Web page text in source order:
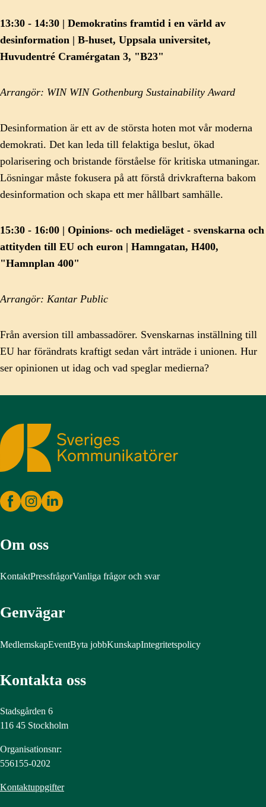
13:30 - 14:30 | Demokratins framtid i en värld av
desinformation | B-huset, Uppsala universitet,
Huvudentré Cramérgatan 3, "B23"
Arrangör: WIN WIN Gothenburg Sustainability Award
Desinformation är ett av de största hoten mot vår moderna
demokrati. Det kan leda till felaktiga beslut, ökad
polarisering och bristande förståelse för kritiska utmaningar.
Lösningar måste fokusera på att förstå drivkrafterna bakom
desinformation och skapa ett mer hållbart samhälle.
15:30 - 16:00 | Opinions- och medieläget - svenskarna och
attityden till EU och euron | Hamngatan, H400,
"Hamnplan 400"
Arrangör: Kantar Public
Från aversion till ambassadörer. Svenskarnas inställning till
EU har förändrats kraftigt sedan vårt inträde i unionen. Hur
ser opinionen ut idag och vad speglar medierna?
Sveriges Kommunikatörer
Om oss
KontaktPressfrågorVanliga frågor och svar
Genvägar
MedlemskapEventByta jobbKunskapIntegritetspolicy
Kontakta oss
Stadsgården 6
116 45 Stockholm
Organisationsnr:
556155-0202
Kontaktuppgifter